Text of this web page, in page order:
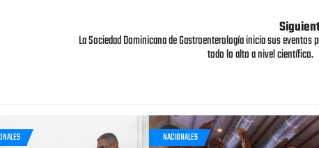
La Sociedad Dominicana de Gastroenterología inicia sus eventos
todo lo alto a nivel científico.
NACIONALES